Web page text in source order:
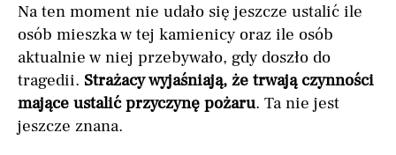
Na ten moment nie udało się jeszcze ustalić ile
osób mieszka w tej kamienicy oraz ile osób
aktualnie w niej przebywało, gdy doszło do
tragedii. Strażacy wyjaśniają, że trwają czynności
mające ustalić przyczynę pożaru. Ta nie jest
jeszcze znana.